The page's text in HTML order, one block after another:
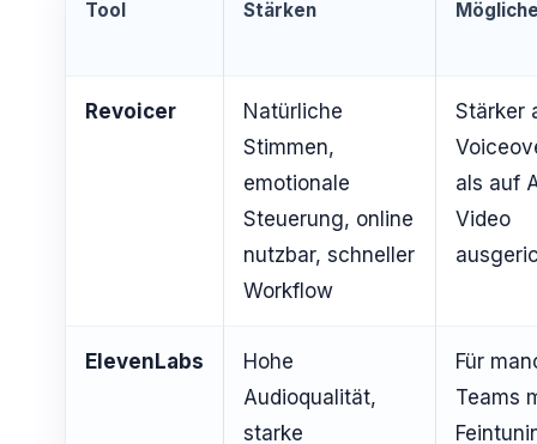
Tool Stärken
Revoicer
Natürliche
Stimmen,
emotionale
Steuerung, online
nutzbar, schneller
Workflow
Stärker
als auf
Video
ElevenLabs
Hohe
Audioqualität,
starke
Für
Teams